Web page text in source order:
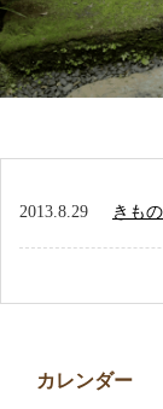
オンラインシ
2013.8.29 きも
カレンダー